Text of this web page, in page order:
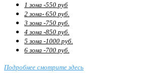
1 зона -550 руб
2 зона- 650 руб.
3 зона -750 руб.
4 зона -850 руб.
5 зона -1000 руб.
6 зона -700 руб.
Подробнее смотрите здесь